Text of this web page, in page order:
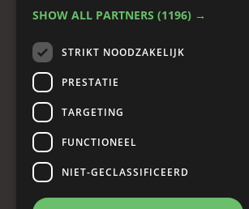
Oude baan 49, 5125 NG
+31(0)161 23 48 68
SHOW ALL PARTNERS (1196) →
STRIKT NOODZAKELIJK
PRESTATIE
TARGETING
FUNCTIONEEL
NIET-GECLASSIFICEERD